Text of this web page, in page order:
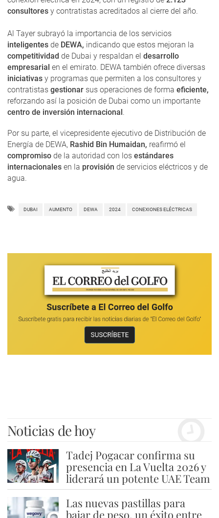
consultores y contratistas acreditados al cierre del año.
Al Tayer subrayó la importancia de los servicios
inteligentes de DEWA, indicando que estos mejoran la
competitividad de Dubai y respaldan el desarrollo
empresarial en el emirato. DEWA también ofrece diversas
iniciativas y programas que permiten a los consultores y
contratistas gestionar sus operaciones de forma eficiente,
reforzando así la posición de Dubai como un importante
centro de inversión internacional.
Por su parte, el vicepresidente ejecutivo de Distribución de
Energía de DEWA, Rashid Bin Humaidan, reafirmó el
compromiso de la autoridad con los estándares
internacionales en la provisión de servicios eléctricos y de
agua.
DUBAI AUMENTO DEWA 2024 CONEXIONES ELÉCTRICAS
Noticias de hoy
1
Tadej Pogacar confirma su
presencia en La Vuelta 2026 y
liderará un potente UAE Team
Las nuevas pastillas para
bajar de peso, un éxito entre